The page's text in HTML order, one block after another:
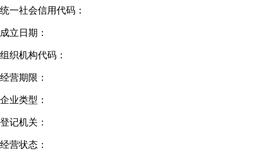
统一社会信用代码：
成立日期：
组织机构代码：
经营期限：
企业类型：
登记机关：
经营状态：